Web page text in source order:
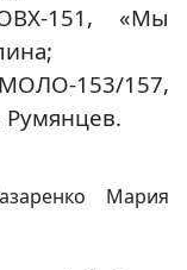
151, «Мы
153/157,
Румянцев.
Мария